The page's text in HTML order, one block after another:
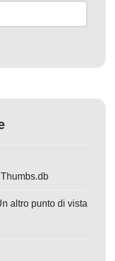
altro punto di vista